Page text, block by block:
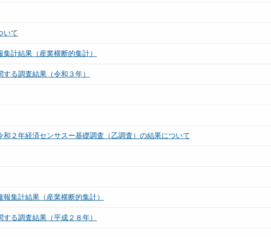
いて
計結果（産業横断的集計）
る調査結果（令和３年）
２年経済センサスー基礎調査（乙調査）の結果について
集計結果（産業横断的集計）
る調査結果（平成２８年）